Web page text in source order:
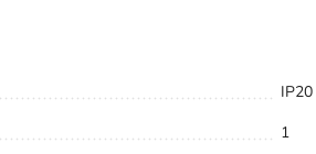
IP20
1